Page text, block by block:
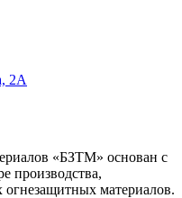
2А
«БЗТМ» основан с
производства,
огнезащитных материалов.